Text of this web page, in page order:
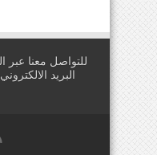
البريد الالكتروني